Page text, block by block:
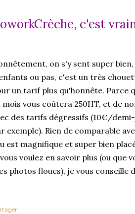
c'est
on s'y sent super
ou pas, c'est un très
un tarif plus qu'honnête. Parce
mois vous coûtera 250HT, et de
des tarifs dégressifs (10€/
exemple). Rien de comparable
est magnifique et super bien
vous voulez en savoir plus (ou que
photos floues), je vous conseille